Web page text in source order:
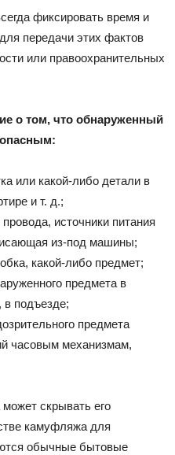
фиксировать время и
передачи этих фактов
или правоохранительных
о том, что обнаруженный
или какой-либо детали в
и т. д.;
источники питания
из-под машины;
какой-либо предмет;
предмета в
в подъезде;
предмета
часовым механизмам,
скрывать его
камуфляжа для
обычные бытовые